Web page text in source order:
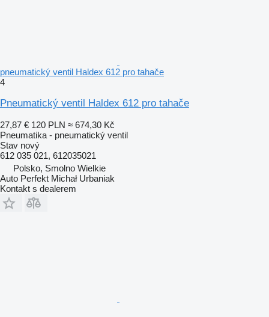
pneumatický ventil Haldex 612 pro tahače
4
Pneumatický ventil Haldex 612 pro tahače
27,87 € 120 PLN ≈ 674,30 Kč
Pneumatika - pneumatický ventil
Stav nový
612 035 021, 612035021
Polsko, Smolno Wielkie
Auto Perfekt Michał Urbaniak
Kontakt s dealerem